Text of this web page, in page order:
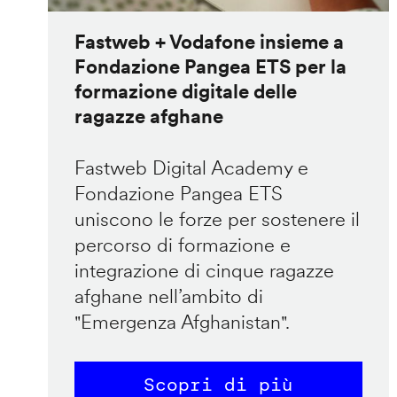
Fastweb + Vodafone insieme a
Fondazione Pangea ETS per la
formazione digitale delle
ragazze afghane
Fastweb Digital Academy e
Fondazione Pangea ETS
uniscono le forze per sostenere il
percorso di formazione e
integrazione di cinque ragazze
afghane nell’ambito di
"Emergenza Afghanistan".
Scopri di più